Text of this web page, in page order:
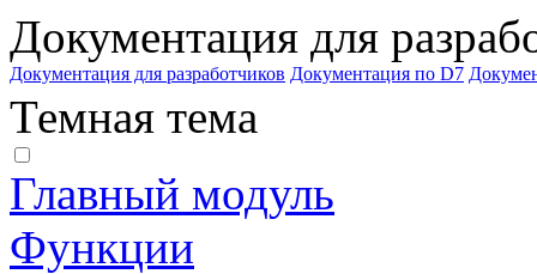
Документация для
Документация для разработчиков Документация по D7
Темная тема
Главный модуль
Функции